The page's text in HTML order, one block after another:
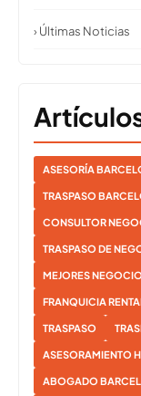
› Últimas Noticias
ASESORÍA
TRASPASO
CONSULTOR
TRASPASO DE
MEJORES
FRANQUICIA
TRASPASO
ASESORAMIENTO
ABOGADO